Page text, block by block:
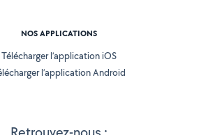
NOS APPLICATIONS
Télécharger l’application iOS
l’application Android